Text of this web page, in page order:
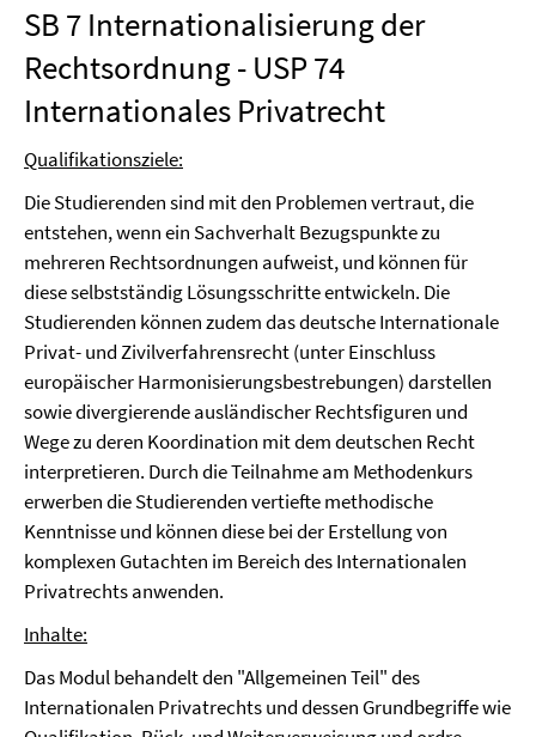
SB 7 Internationalisierung der
Rechtsordnung - USP 74
Internationales Privatrecht
Qualifikationsziele:
Die Studierenden sind mit den Problemen vertraut, die
entstehen, wenn ein Sachverhalt Bezugspunkte zu
mehreren Rechtsordnungen aufweist, und können für
diese selbstständig Lösungsschritte entwickeln. Die
Studierenden können zudem das deutsche Internationale
Privat- und Zivilverfahrensrecht (unter Einschluss
europäischer Harmonisierungsbestrebungen) darstellen
sowie divergierende ausländischer Rechtsfiguren und
Wege zu deren Koordination mit dem deutschen Recht
interpretieren. Durch die Teilnahme am Methodenkurs
erwerben die Studierenden vertiefte methodische
Kenntnisse und können diese bei der Erstellung von
komplexen Gutachten im Bereich des Internationalen
Privatrechts anwenden.
Inhalte:
Das Modul behandelt den "Allgemeinen Teil" des
Internationalen Privatrechts und dessen Grundbegriffe wie